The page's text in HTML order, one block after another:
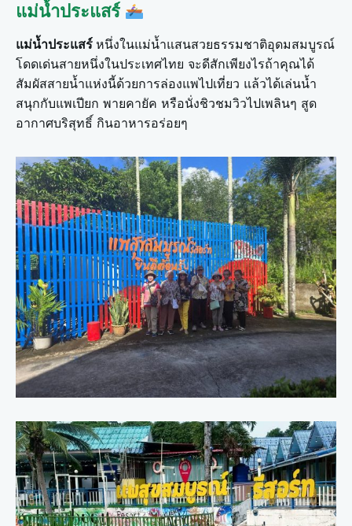
แม่น้ำประแสร์
แม่น้ำประแสร์ หนึ่งในแม่น้ำแสนสวยธรรมชาติอุดมสมบูรณ์
โดดเด่นสายหนึ่งในประเทศไทย จะดีสักเพียงไรถ้าคุณได้
สัมผัสสายน้ำแห่งนี้ด้วยการล่องแพไปเที่ยว แล้วได้เล่นน้ำ
สนุกกับแพเปียก พายคายัค หรือนั่งชิวชมวิวไปเพลินๆ สูด
อากาศบริสุทธิ์ กินอาหารอร่อยๆ